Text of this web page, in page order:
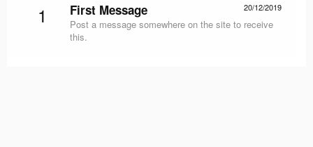
1 20/12/2019
First Message
Post a message somewhere on the site to receive
this.